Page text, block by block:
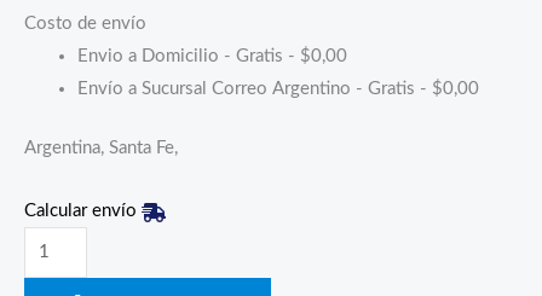
Costo de envío
Envio a Domicilio - Gratis - $0,00
Envío a Sucursal Correo Argentino - Gratis - $0,00
Argentina, Santa Fe,
Calcular envío